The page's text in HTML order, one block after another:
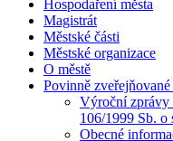
Hospodaření města
Magistrát
Městské části
Městské organizace
O městě
Povinně
Výroční zprávy
106/1999 Sb.
Obecné